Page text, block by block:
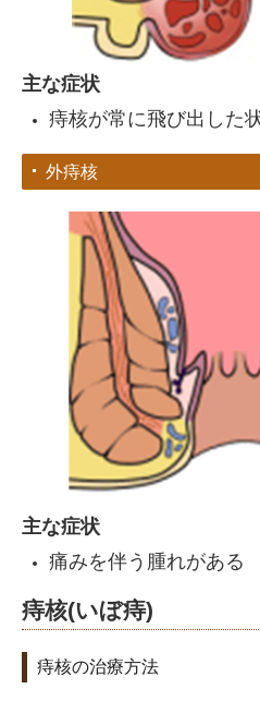
主な症状
痔核が常に飛び出した
外痔核
主な症状
痛みを伴う腫れがある
痔核(いぼ痔)
痔核の治療方法